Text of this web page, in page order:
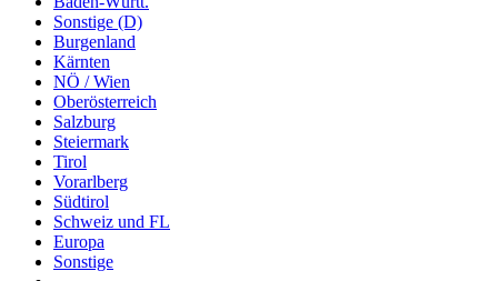
Sonstige (D)
Burgenland
Kärnten
NÖ / Wien
Oberösterreich
Salzburg
Steiermark
Tirol
Vorarlberg
Südtirol
Schweiz und FL
Europa
Sonstige